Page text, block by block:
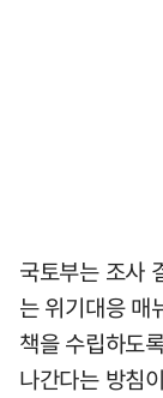
국토부는 조사
는 위기대응 매
책을 수립하도
나간다는 방침